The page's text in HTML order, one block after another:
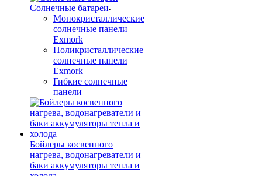
Солнечные батареи
Монокристаллические
солнечные панели
Exmork
Поликристаллические
солнечные панели
Exmork
Гибкие солнечные
панели
Бойлеры косвенного
нагрева, водонагреватели и
баки аккумуляторы тепла и